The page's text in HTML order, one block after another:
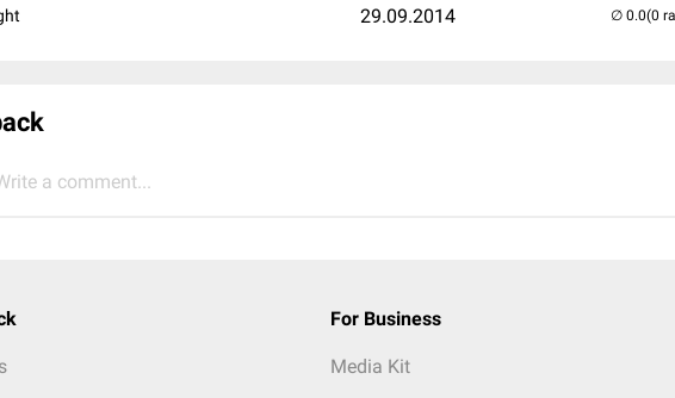
29.09.2014 (0
a comment...
For Business
Media Kit